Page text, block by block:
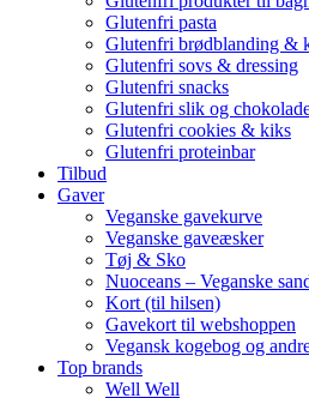
Glutenfri pasta
Glutenfri brødblanding &
Glutenfri sovs & dressing
Glutenfri snacks
Glutenfri slik og
Glutenfri cookies & kiks
Glutenfri proteinbar
Tilbud
Gaver
Veganske gavekurve
Veganske gaveæsker
Tøj & Sko
Nuoceans – Veganske
Kort (til hilsen)
Gavekort til webshoppen
Vegansk kogebog og
Top brands
Well Well